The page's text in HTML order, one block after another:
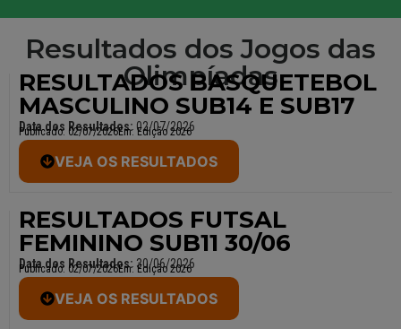
Resultados dos Jogos das
Olimpíadas
RESULTADOS BASQUETEBOL
MASCULINO SUB14 E SUB17
Data dos Resultados: 02/07/2026
Publicado: 02/07/2026Em: Edição 2026
VEJA OS RESULTADOS
RESULTADOS FUTSAL
FEMININO SUB11 30/06
Data dos Resultados: 30/06/2026
Publicado: 02/07/2026Em: Edição 2026
VEJA OS RESULTADOS